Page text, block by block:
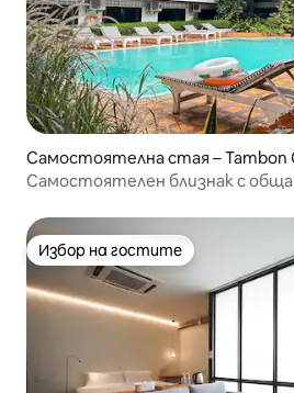
Самостоятелна стая – Tambon
Самостоятелен близнак с обща тоалетна –
Избор на гостите
Избор на гостите